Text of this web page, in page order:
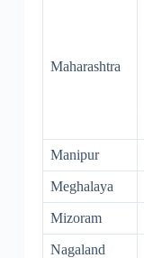
Maharashtra
Manipur
Meghalaya
Mizoram
Nagaland